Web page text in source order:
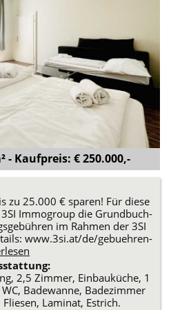
- Kaufpreis: € 250.000,-
zu 25.000 € sparen! Für diese
Immogroup die Grundbuch-
im Rahmen der 3SI
www.3si.at/de/gebuehren-
2,5 Zimmer, Einbauküche, 1
Badewanne, Badezimmer
Laminat, Estrich.